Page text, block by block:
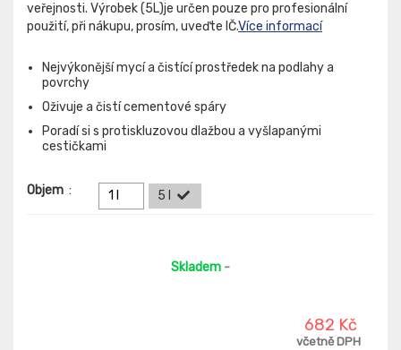
veřejnosti. Výrobek (5L)je určen pouze pro profesionální
použití, při nákupu, prosím, uveďte IČ.Více informací
Nejvýkonější mycí a čistící prostředek na podlahy a
povrchy
Oživuje a čistí cementové spáry
Poradí si s protiskluzovou dlažbou a vyšlapanými
cestičkami
Objem : 1 l 5 l
Skladem -
682 Kč
včetně DPH